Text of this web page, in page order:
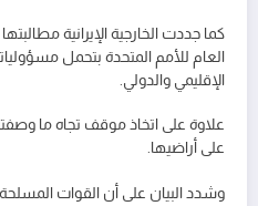
كما جددت الخارجية الإيرانية
العام للأمم المتحدة بتحمل
الإقليمي والدولي.
علاوة على اتخاذ موقف تجاه ما وصفته
على أراضيها.
وشدد البيان على أن القوات